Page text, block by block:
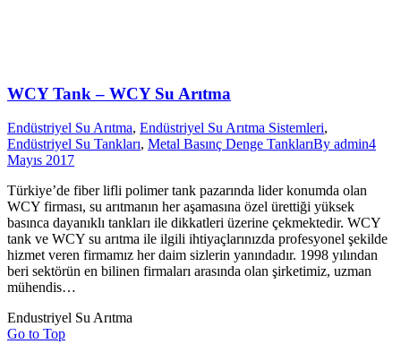
WCY Tank – WCY Su Arıtma
Endüstriyel Su Arıtma, Endüstriyel Su Arıtma Sistemleri,
Endüstriyel Su Tankları, Metal Basınç Denge TanklarıBy admin4
Mayıs 2017
Türkiye’de fiber lifli polimer tank pazarında lider konumda olan
WCY firması, su arıtmanın her aşamasına özel ürettiği yüksek
basınca dayanıklı tankları ile dikkatleri üzerine çekmektedir. WCY
tank ve WCY su arıtma ile ilgili ihtiyaçlarınızda profesyonel şekilde
hizmet veren firmamız her daim sizlerin yanındadır. 1998 yılından
beri sektörün en bilinen firmaları arasında olan şirketimiz, uzman
mühendis…
Endustriyel Su Arıtma
Go to Top